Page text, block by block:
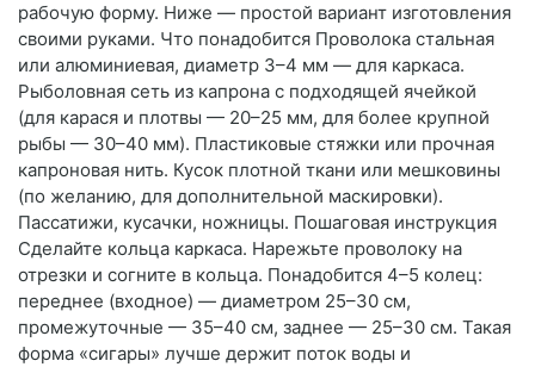
рабочую форму. Ниже — простой вариант изготовления
своими руками. Что понадобится Проволока стальная
или алюминиевая, диаметр 3–4 мм — для каркаса.
Рыболовная сеть из капрона с подходящей ячейкой
(для карася и плотвы — 20–25 мм, для более крупной
рыбы — 30–40 мм). Пластиковые стяжки или прочная
капроновая нить. Кусок плотной ткани или мешковины
(по желанию, для дополнительной маскировки).
Пассатижи, кусачки, ножницы. Пошаговая инструкция
Сделайте кольца каркаса. Нарежьте проволоку на
отрезки и согните в кольца. Понадобится 4–5 колец:
переднее (входное) — диаметром 25–30 см,
промежуточные — 35–40 см, заднее — 25–30 см. Такая
форма «сигары» лучше держит поток воды и